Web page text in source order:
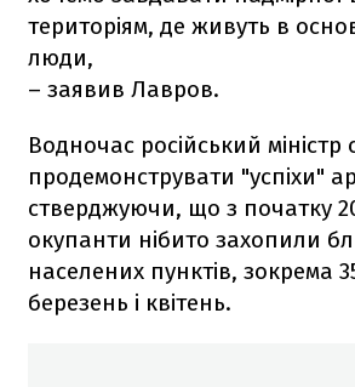
територіям, де живуть в
люди,
– заявив Лавров.
Водночас російський міністр
продемонструвати "успіхи"
стверджуючи, що з початку
окупанти нібито захопили
населених пунктів, зокрема
березень і квітень.